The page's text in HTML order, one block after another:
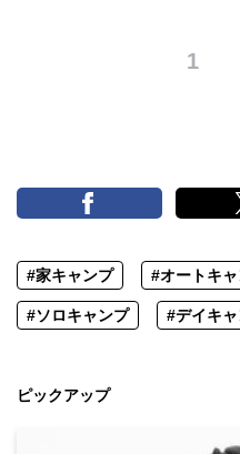
1
#家キャンプ #オートキ
#ソロキャンプ #デイキ
ピックアップ